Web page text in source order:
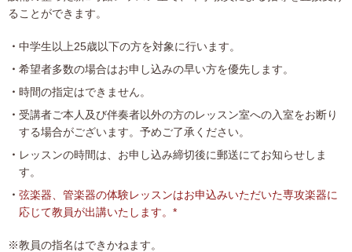
ることができます。
中学生以上25歳以下の方を対象に行います。
希望者多数の場合はお申し込みの早い方を優先します。
時間の指定はできません。
受講者ご本人及び伴奏者以外の方のレッスン室への入室をお断り
する場合がございます。予めご了承ください。
レッスンの時間は、お申し込み締切後に郵送にてお知らせしま
す。
弦楽器、管楽器の体験レッスンはお申込みいただいた専攻楽器に
応じて教員が出講いたします。*
※教員の指名はできかねます。